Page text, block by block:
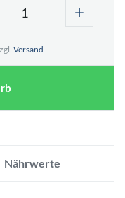
+
Versand
Nährwerte